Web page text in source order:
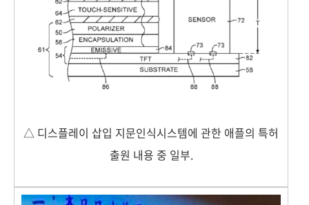
△ 디스플레이 삽입 지문인식시스템에 관한 애플의 특허
출원 내용 중 일부.